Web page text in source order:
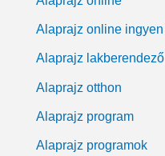
Alaprajz online ingyen
Alaprajz lakberendező
Alaprajz otthon
Alaprajz program
Alaprajz programok